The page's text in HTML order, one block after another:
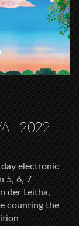
2022
electronic
5, 6, 7
der Leitha,
counting the